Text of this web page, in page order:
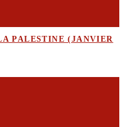
PALESTINE (JANVIER